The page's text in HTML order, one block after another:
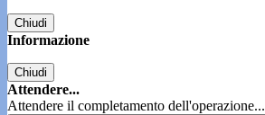
Chiudi
Informazione
Chiudi
Attendere...
Attendere il completamento dell'operazione...